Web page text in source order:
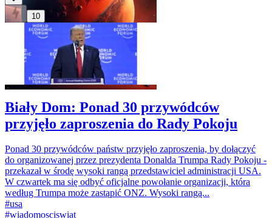
10
Biały Dom: Ponad 30 przywódców
przyjęło zaproszenia do Rady Pokoju
Ponad 30 przywódców państw przyjęło zaproszenia, by dołączyć
do organizowanej przez prezydenta Donalda Trumpa Rady Pokoju -
przekazał w środę wysoki rangą przedstawiciel administracji USA.
W czwartek ma się odbyć oficjalne powołanie organizacji, która
według Trumpa może zastąpić ONZ. Wysoki rangą...
#usa
#wiadomosciswiat